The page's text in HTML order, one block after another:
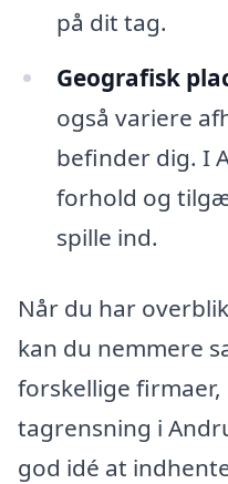
på dit tag.
Geografisk
også variere
befinder dig. I
forhold og
spille ind.
Når du har
kan du nemmere
forskellige
tagrensning i
god idé at